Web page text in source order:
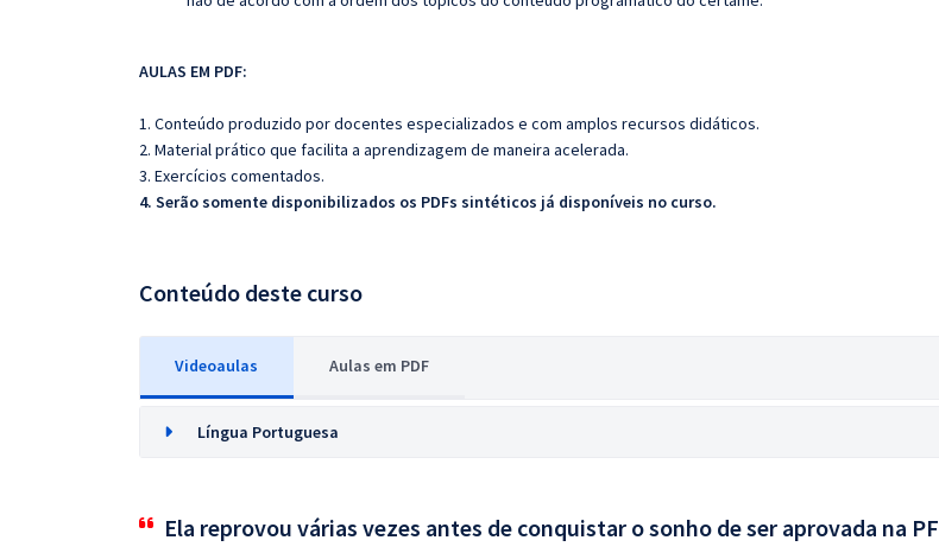
AULAS EM PDF:
1. Conteúdo produzido por docentes especializados e com amplos recursos didáticos.
2. Material prático que facilita a aprendizagem de maneira acelerada.
3. Exercícios comentados.
4. Serão somente disponibilizados os PDFs sintéticos já disponíveis no curso.
Conteúdo deste curso
Videoaulas Aulas em PDF
Língua Portuguesa
Ela reprovou várias vezes antes de conquistar o sonho de ser aprovada na PF